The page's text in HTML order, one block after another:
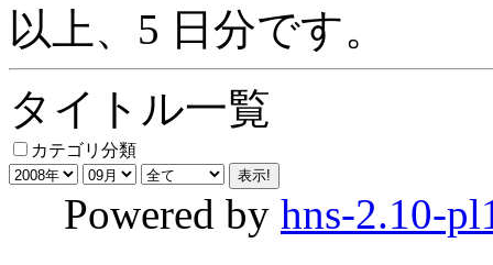
以上、5 日分です。
タイトル一覧
カテゴリ分類
Powered by hns-2.10-